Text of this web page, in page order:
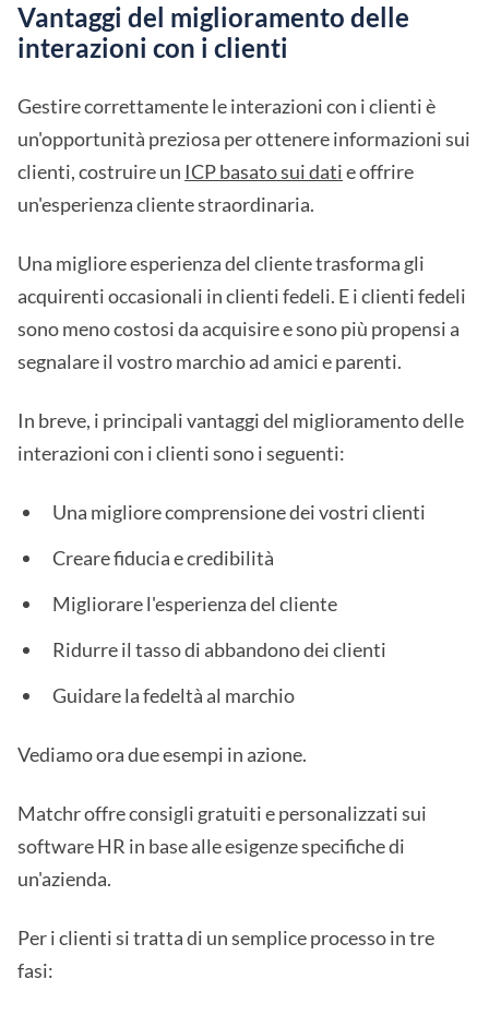
Vantaggi del miglioramento delle
interazioni con i clienti
Gestire correttamente le interazioni con i clienti è
un'opportunità preziosa per ottenere informazioni sui
clienti, costruire un ICP basato sui datie offrire
un'esperienza cliente straordinaria.
Una migliore esperienza del cliente trasforma gli
acquirenti occasionali in clienti fedeli. E i clienti fedeli
sono meno costosi da acquisire e sono più propensi a
segnalare il vostro marchio ad amici e parenti.
In breve, i principali vantaggi del miglioramento delle
interazioni con i clienti sono i seguenti:
Una migliore comprensione dei vostri clienti
Creare fiducia e credibilità
Migliorare l'esperienza del cliente
Ridurre il tasso di abbandono dei clienti
Guidare la fedeltà al marchio
Vediamo ora due esempi in azione.
Matchr offre consigli gratuiti e personalizzati sui
software HR in base alle esigenze specifiche di
un'azienda.
Per i clienti si tratta di un semplice processo in tre
fasi: